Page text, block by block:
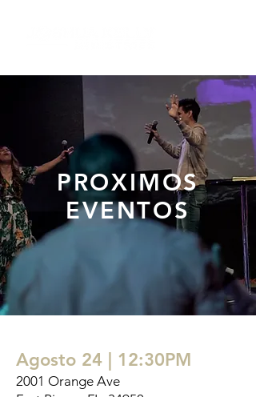
PROXIMOS
EVENTOS
Agosto 24 | 12:30PM
2001 Orange Ave